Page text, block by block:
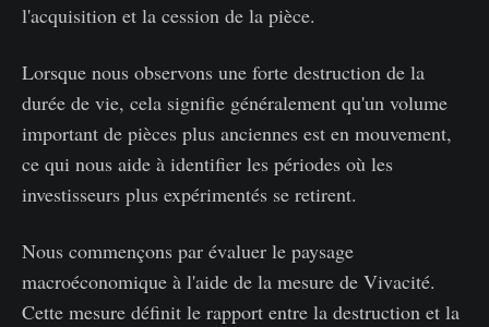
l'acquisition et la cession de la pièce.
Lorsque nous observons une forte destruction de la
durée de vie, cela signifie généralement qu'un volume
important de pièces plus anciennes est en mouvement,
ce qui nous aide à identifier les périodes où les
investisseurs plus expérimentés se retirent.
Nous commençons par évaluer le paysage
macroéconomique à l'aide de la mesure de Vivacité.
Cette mesure définit le rapport entre la destruction et la